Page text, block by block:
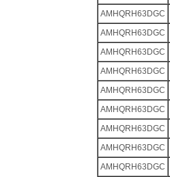
AMHQRH63DGC
AMHQRH63DGC
AMHQRH63DGC
AMHQRH63DGC
AMHQRH63DGC
AMHQRH63DGC
AMHQRH63DGC
AMHQRH63DGC
AMHQRH63DGC